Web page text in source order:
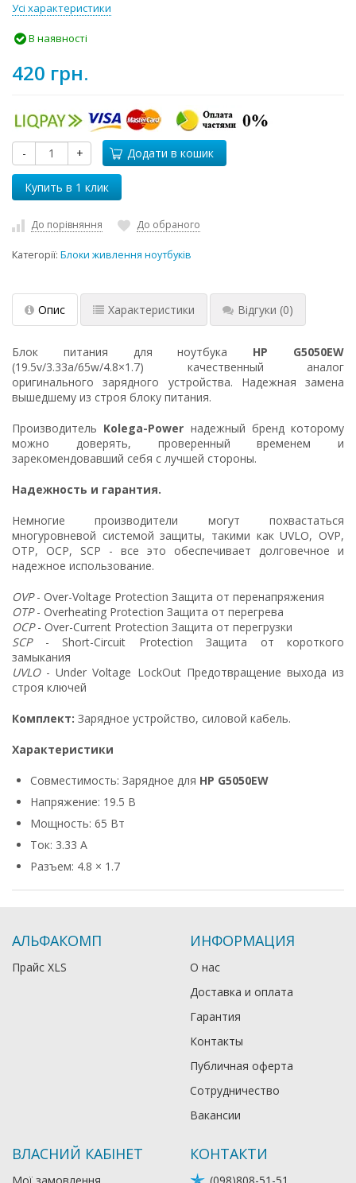
Усі характеристики
В наявності
420 грн.
- + Додати в кошик
До порівняння До обраного
Категорії: Блоки живлення ноутбуків
Опис Характеристики Відгуки (0)
Блок питания для ноутбука HP G5050EW
(19.5v/3.33a/65w/4.8×1.7) качественный аналог
оригинального зарядного устройства. Надежная замена
вышедшему из строя блоку питания.
Производитель Kolega-Power надежный бренд которому
можно доверять, проверенный временем и
зарекомендовавший себя с лучшей стороны.
Надежность и гарантия.
Немногие производители могут похвастаться
многуровневой системой защиты, такими как UVLO, OVP,
OTP, OCP, SCP - все это обеспечивает долговечное и
надежное использование.
OVP- Over-Voltage Protection Защита от перенапряжения
OTP- Overheating Protection Защита от перегрева
OCP- Over-Current Protection Защита от перегрузки
SCP- Short-Circuit Protection Защита от короткого
замыкания
UVLO- Under Voltage LockOut Предотвращение выхода из
строя ключей
Комплект: Зарядное устройство, силовой кабель.
Характеристики
Совместимость: Зарядное для HP G5050EW
Напряжение: 19.5 В
Мощность: 65 Вт
Ток: 3.33 А
Разъем: 4.8 × 1.7
АЛЬФАКОМП
Прайс XLS
ИНФОРМАЦИЯ
О нас
Доставка и оплата
Гарантия
Контакты
Публичная оферта
Сотрудничество
Вакансии
ВЛАСНИЙ КАБІНЕТ КОНТАКТИ